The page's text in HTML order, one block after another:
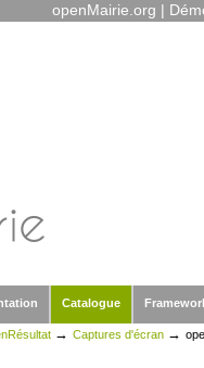
openMairie.org |
Catalogue
→ Captures d'écran →